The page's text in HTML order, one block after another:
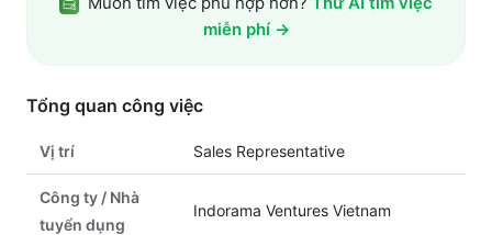
miễn phí →
Tổng quan công việc
Vị trí Sales Representative
Công ty / Nhà
tuyển dụng
Indorama Ventures Vietnam